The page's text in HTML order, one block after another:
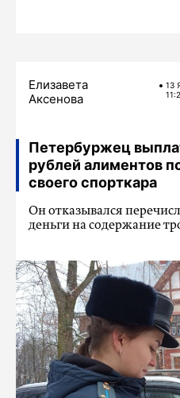
Елизавета
Аксенова
13
Петербуржец
рублей алиментов
своего спорткара
Он отказывался
деньги на содержание